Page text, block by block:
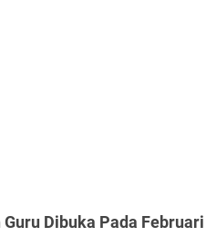
Dibuka Pada Februari